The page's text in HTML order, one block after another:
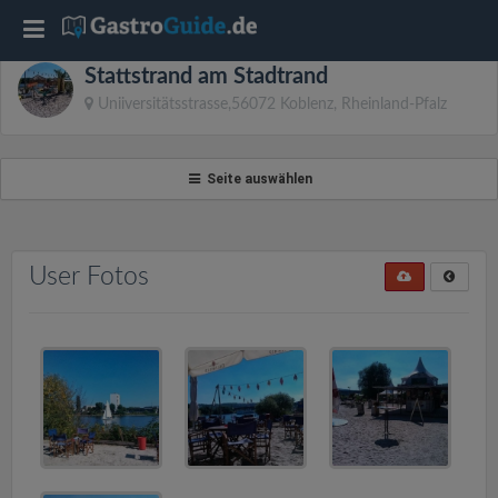
Stattstrand am Stadtrand
Uniiversitätsstrasse,56072 Koblenz, Rheinland-Pfalz
Seite auswählen
User Fotos
T
o
l
n
a